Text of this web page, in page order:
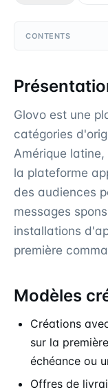
CONTENTS
Glovo est une
catégories
Amérique
la plateforme
des audiences
messages
installations
première
Modèles
Créations
sur la
échéance ou
Offres de